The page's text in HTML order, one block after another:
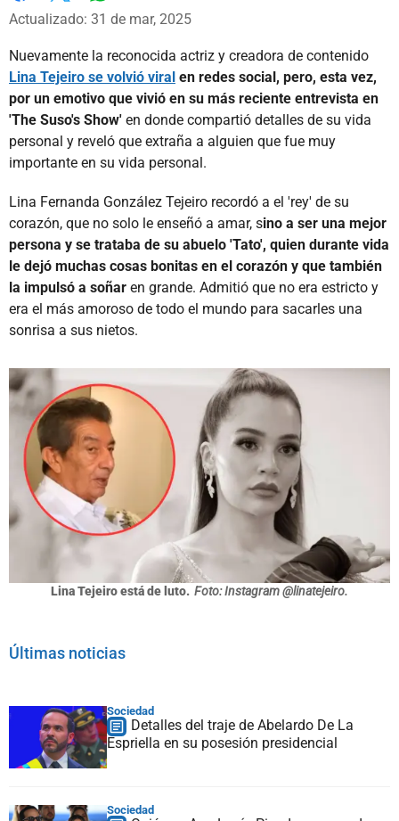
Facebook
X
Actualizado: 31 de mar, 2025
Nuevamente la reconocida actriz y creadora de contenido
Lina Tejeiro se volvió viral en redes social, pero, esta vez,
por un emotivo que vivió en su más reciente entrevista en
'The Suso's Show' en donde compartió detalles de su vida
personal y reveló que extraña a alguien que fue muy
importante en su vida personal.
Lina Fernanda González Tejeiro recordó a el 'rey' de su
corazón, que no solo le enseñó a amar, sino a ser una mejor
persona y se trataba de su abuelo 'Tato', quien durante vida
le dejó muchas cosas bonitas en el corazón y que también
la impulsó a soñar en grande. Admitió que no era estricto y
era el más amoroso de todo el mundo para sacarles una
sonrisa a sus nietos.
Lina Tejeiro está de luto. Foto: Instagram @linatejeiro.
Últimas noticias
Sociedad
Detalles del traje de Abelardo De La
Espriella en su posesión presidencial
Sociedad